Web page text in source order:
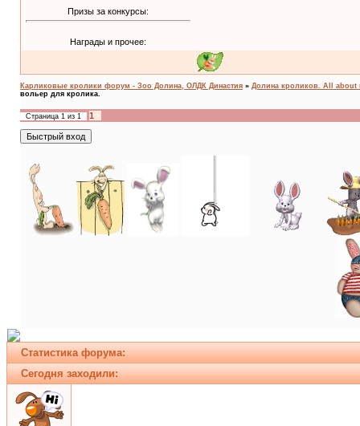
Призы за конкурсы:
Награды и прочее:
Карликовые кролики форум - Зоо Долина, ОЛДК Династия » Долина кроликов. All about
вольер для кролика.
Страница 1 из 1 1
Статистика форума:
Сегодня заходили: